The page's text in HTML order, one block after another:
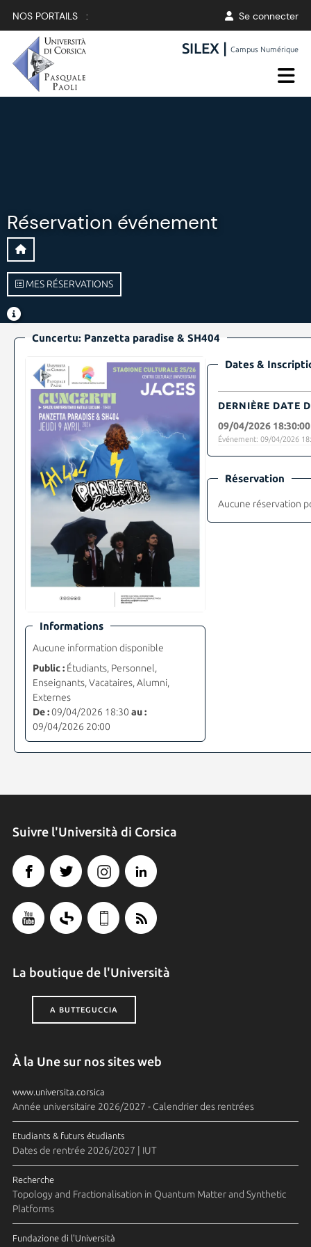
NOS PORTAILS : Se connecter
SILEX |Campus Numérique
Réservation événement
MES RÉSERVATIONS
Cuncertu: Panzetta paradise & SH404
Informations
Aucune information disponible
Public :Étudiants, Personnel,
Enseignants, Vacataires, Alumni,
Externes
De :09/04/2026 18:30 au :
09/04/2026 20:00
Dates &
DERNIÈRE DATE
09/04/2026 18:30:00
Événement: 09/04/2026
Réservation
Aucune réservation
Suivre l'Università di Corsica
La boutique de l'Università
A BUTTEGUCCIA
À la Une sur nos sites web
www.universita.corsica
Année universitaire 2026/2027 - Calendrier des rentrées
Etudiants & futurs étudiants
Dates de rentrée 2026/2027 | IUT
Recherche
Topology and Fractionalisation in Quantum Matter and Synthetic
Platforms
Fundazione di l'Università